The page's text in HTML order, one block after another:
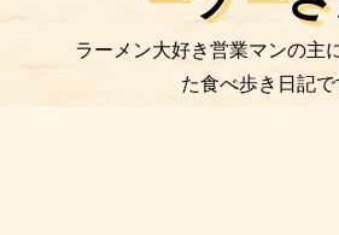
ラーメン大好き営業マンの主
た食べ歩き日記で